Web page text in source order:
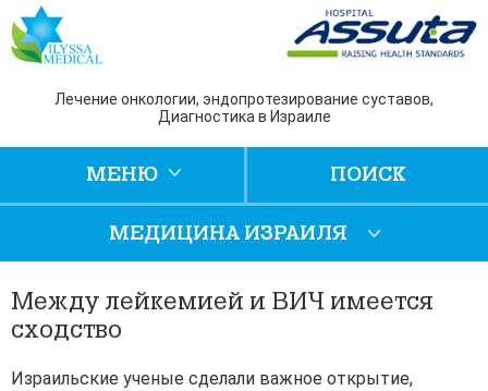
Лечение онкологии, эндопротезирование суставов,
Диагностика в Израиле
ПОИСК
МЕНЮ
Между лейкемией и ВИЧ имеется
сходство
Израильские ученые сделали важное открытие,
МЕДИЦИНА ИЗРАИЛЯ